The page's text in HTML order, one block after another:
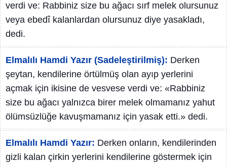
verdi ve: Rabbiniz size bu ağacı sırf melek olursunuz
veya ebedî kalanlardan olursunuz diye yasakladı,
dedi.
Elmalılı Hamdi Yazır (Sadeleştirilmiş): Derken
şeytan, kendilerine örtülmüş olan ayıp yerlerini
açmak için ikisine de vesvese verdi ve: «Rabbiniz
size bu ağacı yalnızca birer melek olmamanız yahut
ölümsüzlüğe kavuşmamanız için yasak etti.» dedi.
Elmalılı Hamdi Yazır: Derken onların, kendilerinden
gizli kalan çirkin yerlerini kendilerine göstermek için